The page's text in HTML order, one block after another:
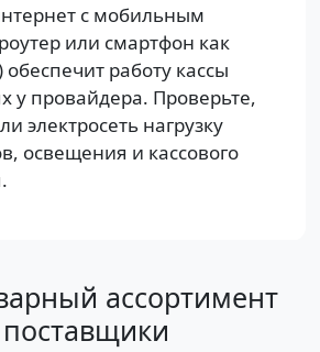
с мобильным
или смартфон как
обеспечит работу кассы
у провайдера. Проверьте,
электросеть нагрузку
освещения и кассового
ассортимент